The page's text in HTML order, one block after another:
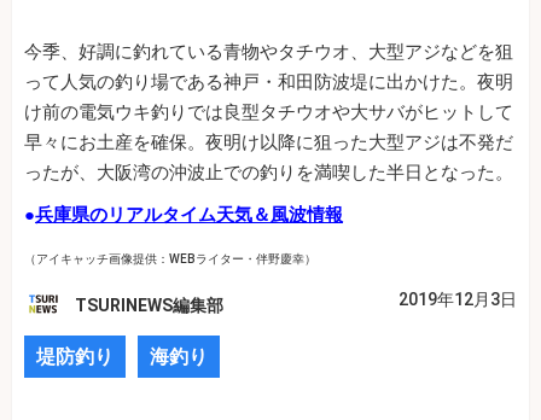
今季、好調に釣れている青物やタチウオ、大型アジなどを狙
って人気の釣り場である神戸・和田防波堤に出かけた。夜明
け前の電気ウキ釣りでは良型タチウオや大サバがヒットして
早々にお土産を確保。夜明け以降に狙った大型アジは不発だ
ったが、大阪湾の沖波止での釣りを満喫した半日となった。
●兵庫県のリアルタイム天気＆風波情報
（アイキャッチ画像提供：WEBライター・伴野慶幸）
TSURINEWS編集部 2019年12月3日
堤防釣り 海釣り